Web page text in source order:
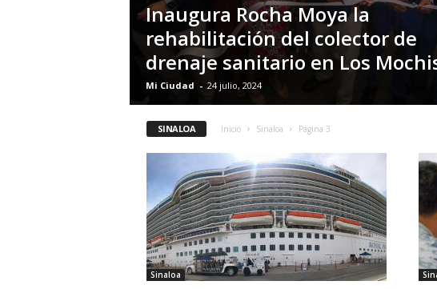
Inaugura Rocha Moya la
rehabilitación del colector de
drenaje sanitario en Los
Mi Ciudad - 24 julio, 2024
SINALOA Inicio Sinaloa Página 3
Sinaloa